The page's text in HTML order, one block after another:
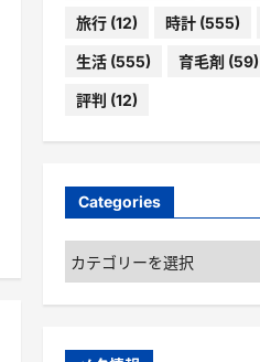
旅行(12) 時計(555)
生活(555) 育毛剤 (59)
評判 (12)
Categories
Categories